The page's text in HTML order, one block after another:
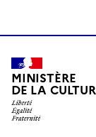
MINISTÈRE
DE LA